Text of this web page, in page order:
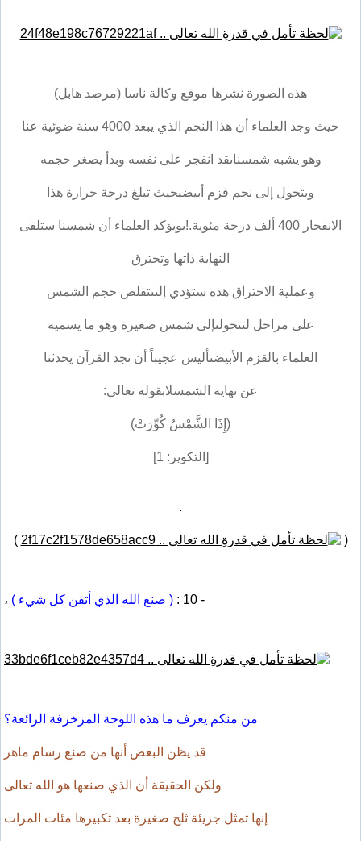
هذه الصورة نشرها موقع وكالة ناسا (مرصد هابل)
حيث وجد العلماء أن هذا النجم الذي يبعد 4000 سنة ضوئية عنا
وهو يشبه شمسناىقد انفجر على نفسه وبدأ يصغر حجمه
ويتحول إلى نجم قزم أبيضىحيث تبلغ درجة حرارة هذا
الانفجار 400 ألف درجة مئوية.!ىويؤكد العلماء أن شمسنا ستلقى
النهاية ذاتها وتحترق
وعملية الاحتراق هذه ستؤدي إلىىتقلص حجم الشمس
على مراحل لتتحولىإلى شمس صغيرة وهو ما يسميه
العلماء بالقزم الأبيضىأليس عجيباً أن نجد القرآن يحدثنا
عن نهاية الشمسلابقوله تعالى:
(إِذَا الشَّمْسُ كُوِّرَتْ)
[التكوير: 1]
.
(
)
- 10 : ( صنع الله الذي أتقن كل شيء ) ،
من منكم يعرف ما هذه اللوحة المزخرفة الرائعة؟
قد يظن البعض أنها من صنع رسام ماهر
ولكن الحقيقة أن الذي صنعها هو الله تعالى
إنها تمثل جزيئة ثلج صغيرة بعد تكبيرها مئات المرات